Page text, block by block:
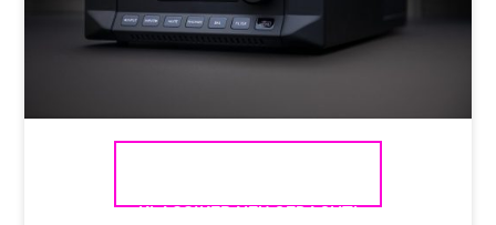
KLASSIKER NEU GEDACHT!